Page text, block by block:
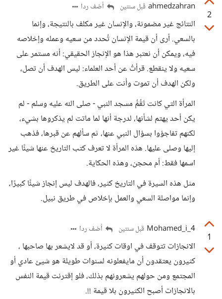
2
ahmedzahran قبل سنتين أضف ردا
النتائج غير مضمونة، والإنسان غير مكلف بالنتيجة، وإنما
بالسعي. أرى أن قيمة الإنسان تُحدد من سعيه وعمله وإخلاصه
فيه، ويمكن أن نعتبر هذا هو الإنجاز الحقيقي: أنه مستمر على
سعيه ولا ينقطع. قرأتُ عن أحد العلماء: ليس الهدف أن تصل،
ولكن الهدف أن تموت وأنت على الطريق.
المرأة التي كانت تَقُمُّ مسجد النبي - صلى الله عليه وسلم - لم
يكن أحد يهتم لشأنها، لدرجة أنها لما ماتت لم يذكروها بشيء،
لكنهم تفاجؤوا بسؤال النبي عنها، ثم سألهم عن قبرها، فذهب
إليها وصلى عليها. هذه المرأة لا تعرف كتب التاريخ عنها شيئًا غير
اسمها فقط: أم محجن، وهذه الحكاية.
مثل هذه السيرة في التاريخ كثير، فالهدف ليس إنجاز شيئًا كبيرًا،
وإنما مواصلة السعي والعمل بإخلاص في طريق نبيل.
1
Mohamed_i_4 قبل سنتين أضف ردا
الانجازات تتوقف في اوقات كثيرة، أو قد لايشعر بها صاحبها ،
كثيرون يعتقدون أن مايفعلونه لسنوات طويلة هو شيئ عادي أو
المجتمع ومن حولهم يشعرونهم بذلك، فلو إقترنت قيمة النفس
بالانجازات أصبح الكثيرون بلا قيمة !!.